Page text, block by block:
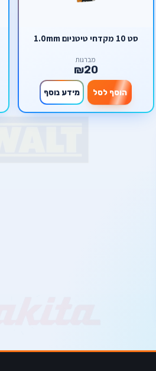
סט 10 מקדחי טיטניום 1.0mm
מברגות
₪20
הוסף לסל מידע נוסף